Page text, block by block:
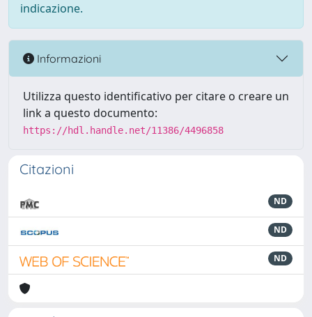
indicazione.
Informazioni
Utilizza questo identificativo per citare o creare un
link a questo documento:
https://hdl.handle.net/11386/4496858
Citazioni
ND
ND
ND